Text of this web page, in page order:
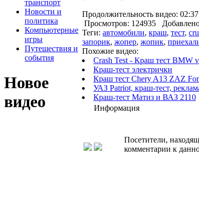
транспорт
Новости и
политика
Компьютерные
игры
Путешествия и
события
Новое
видео
Продолжительность видео:
Просмотров: 124935
Теги: автомобили, краш, тест,
запорик, жопер, жопик,
Похожие видео:
Crash Test - Краш тест BMW
Краш-тест электрички
Краш тест Chery A13 ZAZ
УАЗ Patriot, краш-тест,
Краш-тест Матиз и ВАЗ 2110
Информация
Посетители,
комментарии к